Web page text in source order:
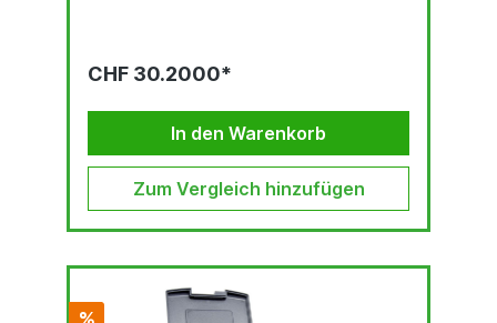
CHF 30.2000*
In den Warenkorb
Zum Vergleich hinzufügen